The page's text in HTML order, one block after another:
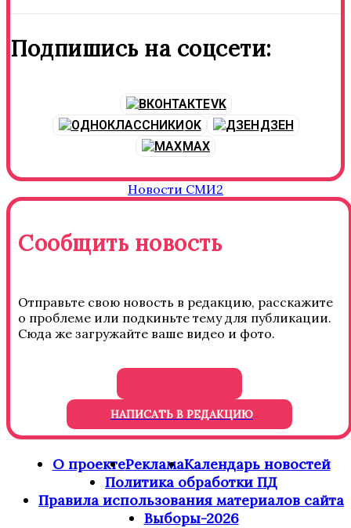
Подпишись на соцсети:
VK
OK
ДЗЕН
MAX
Новости СМИ2
Сообщить новость
Отправьте свою новость в редакцию, расскажите
о проблеме или подкиньте тему для публикации.
Сюда же загружайте ваше видео и фото.
НАПИСАТЬ В РЕДАКЦИЮ
О проектеРекламаКалендарь новостей
Политика обработки ПД
Правила использования материалов сайта
Выборы-2026